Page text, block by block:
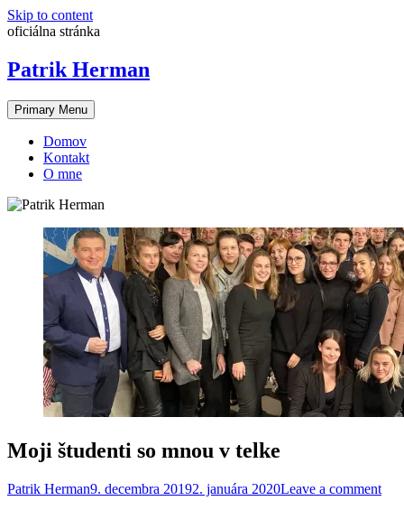
Skip to content
oficiálna stránka
Patrik Herman
Primary Menu
Domov
Kontakt
O mne
Moji študenti so mnou v telke
Patrik Herman9. decembra 20192. januára 2020Leave a comment